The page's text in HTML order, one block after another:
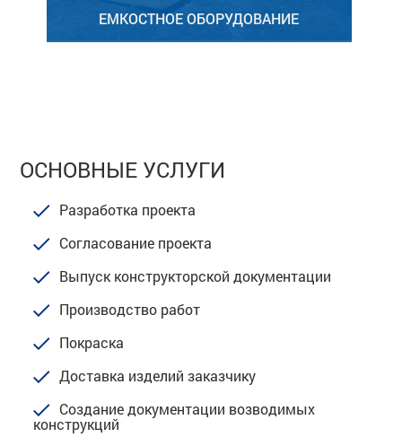
ЕМКОСТНОЕ ОБОРУДОВАНИЕ
ОСНОВНЫЕ УСЛУГИ
Разработка проекта
Согласование проекта
Выпуск конструкторской документации
Производство работ
Покраска
Доставка изделий заказчику
Создание документации возводимых
конструкций